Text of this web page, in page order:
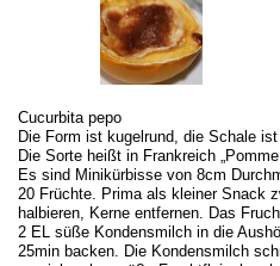
Cucurbita pepo
Die Form ist kugelrund, die Schale
Die Sorte heißt in Frankreich „Pomme
Es sind Minikürbisse von 8cm
20 Früchte. Prima als kleiner Snack
halbieren, Kerne entfernen. Das
2 EL süße Kondensmilch in die
25min backen. Die Kondensmilch